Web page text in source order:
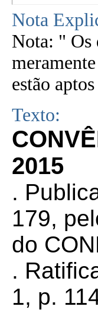
Nota
Nota: " Os
estão
Texto:
2015
.
179,
do
.
1, p.